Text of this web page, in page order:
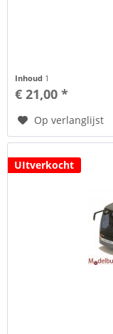
Inhoud 1
€ 21,00 *
Op verlanglijst
UItverkocht